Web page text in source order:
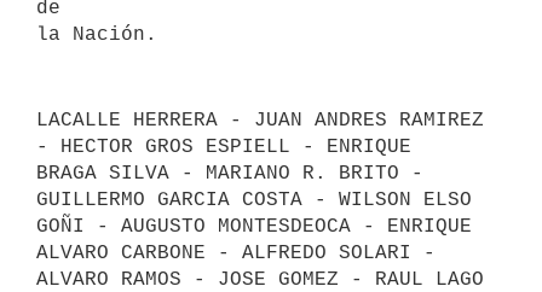
de
LACALLE HERRERA - JUAN ANDRES RAMIREZ
- HECTOR GROS ESPIELL - ENRIQUE
BRAGA SILVA - MARIANO R. BRITO -
GUILLERMO GARCIA COSTA - WILSON ELSO
GOÑI - AUGUSTO MONTESDEOCA - ENRIQUE
ALVARO CARBONE - ALFREDO SOLARI -